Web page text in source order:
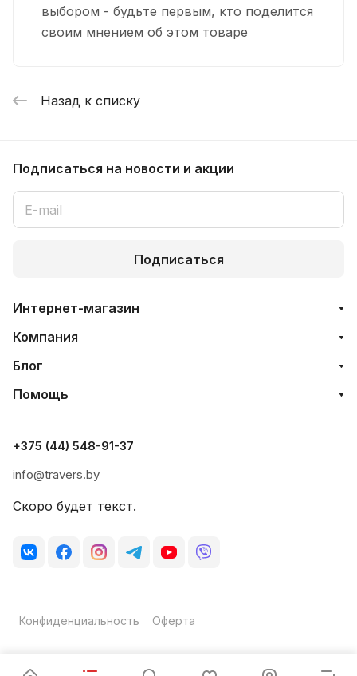
выбором - будьте первым, кто поделится
своим мнением об этом товаре
Назад к списку
Подписаться на новости и акции
Подписаться
Интернет-магазин
Компания
Блог
Помощь
+375 (44) 548-91-37
info@travers.by
Скоро будет текст.
Конфиденциальность Оферта